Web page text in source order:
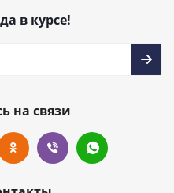
в курсе!
на связи